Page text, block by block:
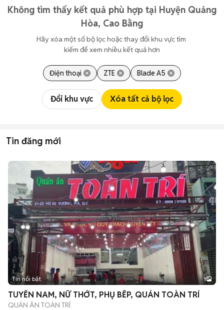
Không tìm thấy kết quả phù hợp tại Huyện Quảng
Hòa, Cao Bằng
Hãy xóa một số bộ lọc hoặc thay đổi khu vực tìm
kiếm để xem nhiều kết quả hơn
Điện thoại ZTE Blade A5
Đổi khu vực Xóa tất cả bộ lọc
Tin đăng mới
Tin nổi bật 1
TUYỂN NAM, NỮ THỚT, PHỤ BẾP, QUÁN TOÀN TRÍ
QUÁN ĂN TOÀN TRÍ